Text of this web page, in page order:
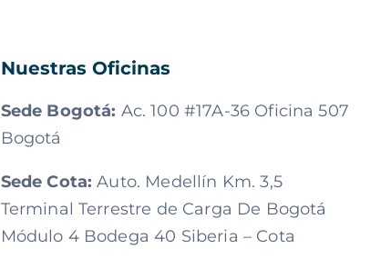
Nuestras Oficinas
Sede Bogotá: Ac. 100 #17A-36 Oficina 507
Bogotá
Sede Cota: Auto. Medellín Km. 3,5
Terminal Terrestre de Carga De Bogotá
Módulo 4 Bodega 40 Siberia – Cota